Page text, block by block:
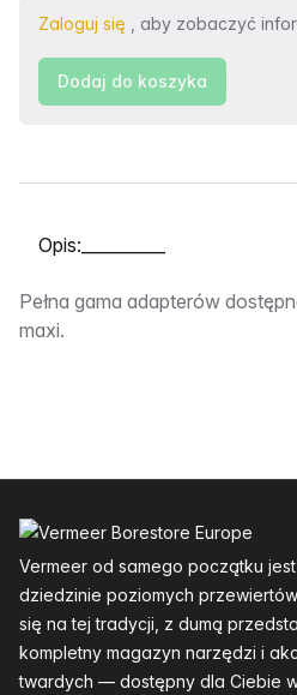
Zaloguj się , aby zobaczyć
Dodaj do koszyka
Wybierz kartę
Opis:__________
Pełna gama adapterów
maxi.
Vermeer od samego początku
dziedzinie poziomych
się na tej tradycji, z dumą
kompletny magazyn narzędzi i
twardych — dostępny dla Ciebie